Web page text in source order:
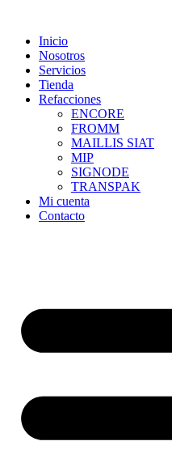
contentInicio
Nosotros
Servicios
Tienda
Refacciones
ENCORE
FROMM
MAILLIS SIAT
MIP
SIGNODE
TRANSPAK
Mi cuenta
Contacto